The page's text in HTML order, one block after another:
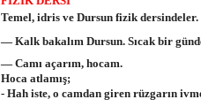
Temel, idris ve Dursun fizik
— Kalk bakalım Dursun. Sıcak bir
— Camı açarım, hocam.
Hoca atlamış;
- Hah iste, o camdan giren rüzgarın